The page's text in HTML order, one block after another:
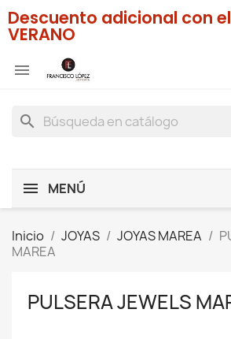
Descuento adicional con
VERANO

search
MENÚ
Inicio JOYAS JOYAS MAREA
MAREA
PULSERA JEWELS